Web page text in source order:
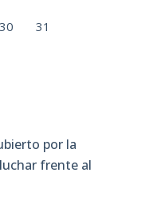
30 31
por la
frente al